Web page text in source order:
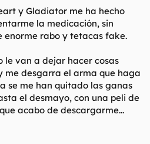
y Gladiator me ha hecho
la medicación, sin
enorme rabo y tetacas fake.
le van a dejar hacer cosas
me desgarra el arma que haga
se me han quitado las ganas
el desmayo, con una peli de
acabo de descargarme...